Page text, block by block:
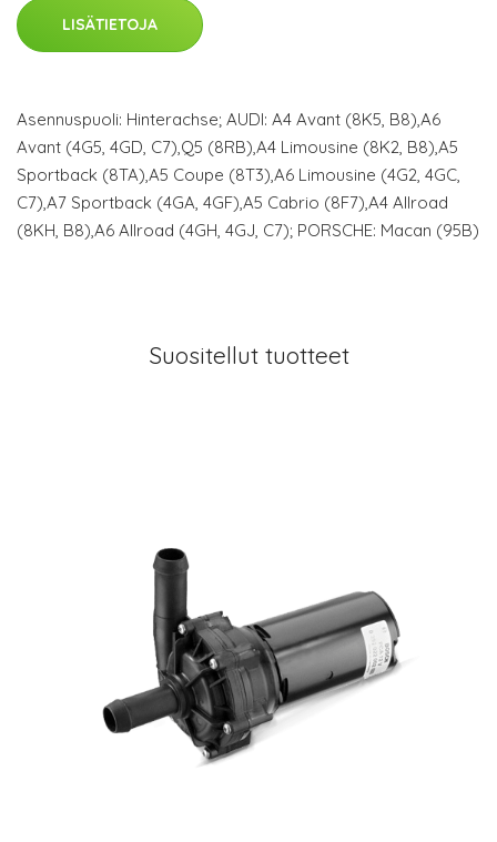
LISÄTIETOJA
Asennuspuoli: Hinterachse; AUDI: A4 Avant (8K5, B8),A6
Avant (4G5, 4GD, C7),Q5 (8RB),A4 Limousine (8K2, B8),A5
Sportback (8TA),A5 Coupe (8T3),A6 Limousine (4G2, 4GC,
C7),A7 Sportback (4GA, 4GF),A5 Cabrio (8F7),A4 Allroad
(8KH, B8),A6 Allroad (4GH, 4GJ, C7); PORSCHE: Macan (95B)
Suositellut tuotteet